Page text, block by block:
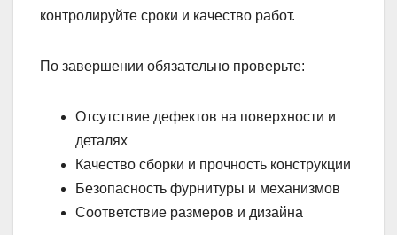
контролируйте сроки и качество работ.
По завершении обязательно проверьте:
Отсутствие дефектов на поверхности и
деталях
Качество сборки и прочность конструкции
Безопасность фурнитуры и механизмов
Соответствие размеров и дизайна